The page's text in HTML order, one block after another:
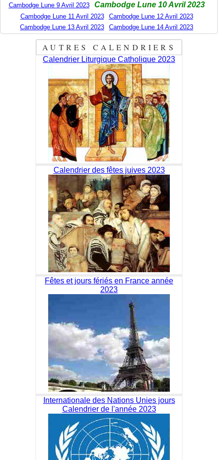
Cambodge Lune 9 Avril 2023
Cambodge Lune 10 Avril 2023
Cambodge Lune 11 Avril 2023
Cambodge Lune 12 Avril 2023
Cambodge Lune 13 Avril 2023
Cambodge Lune 14 Avril 2023
AUTRES CALENDRIERS
Calendrier Liturgique Catholique 2023
Calendrier des fêtes juives 2023
Fêtes et jours fériés en France année
2023
Internationale des Nations Unies jours
Calendrier de l'année 2023